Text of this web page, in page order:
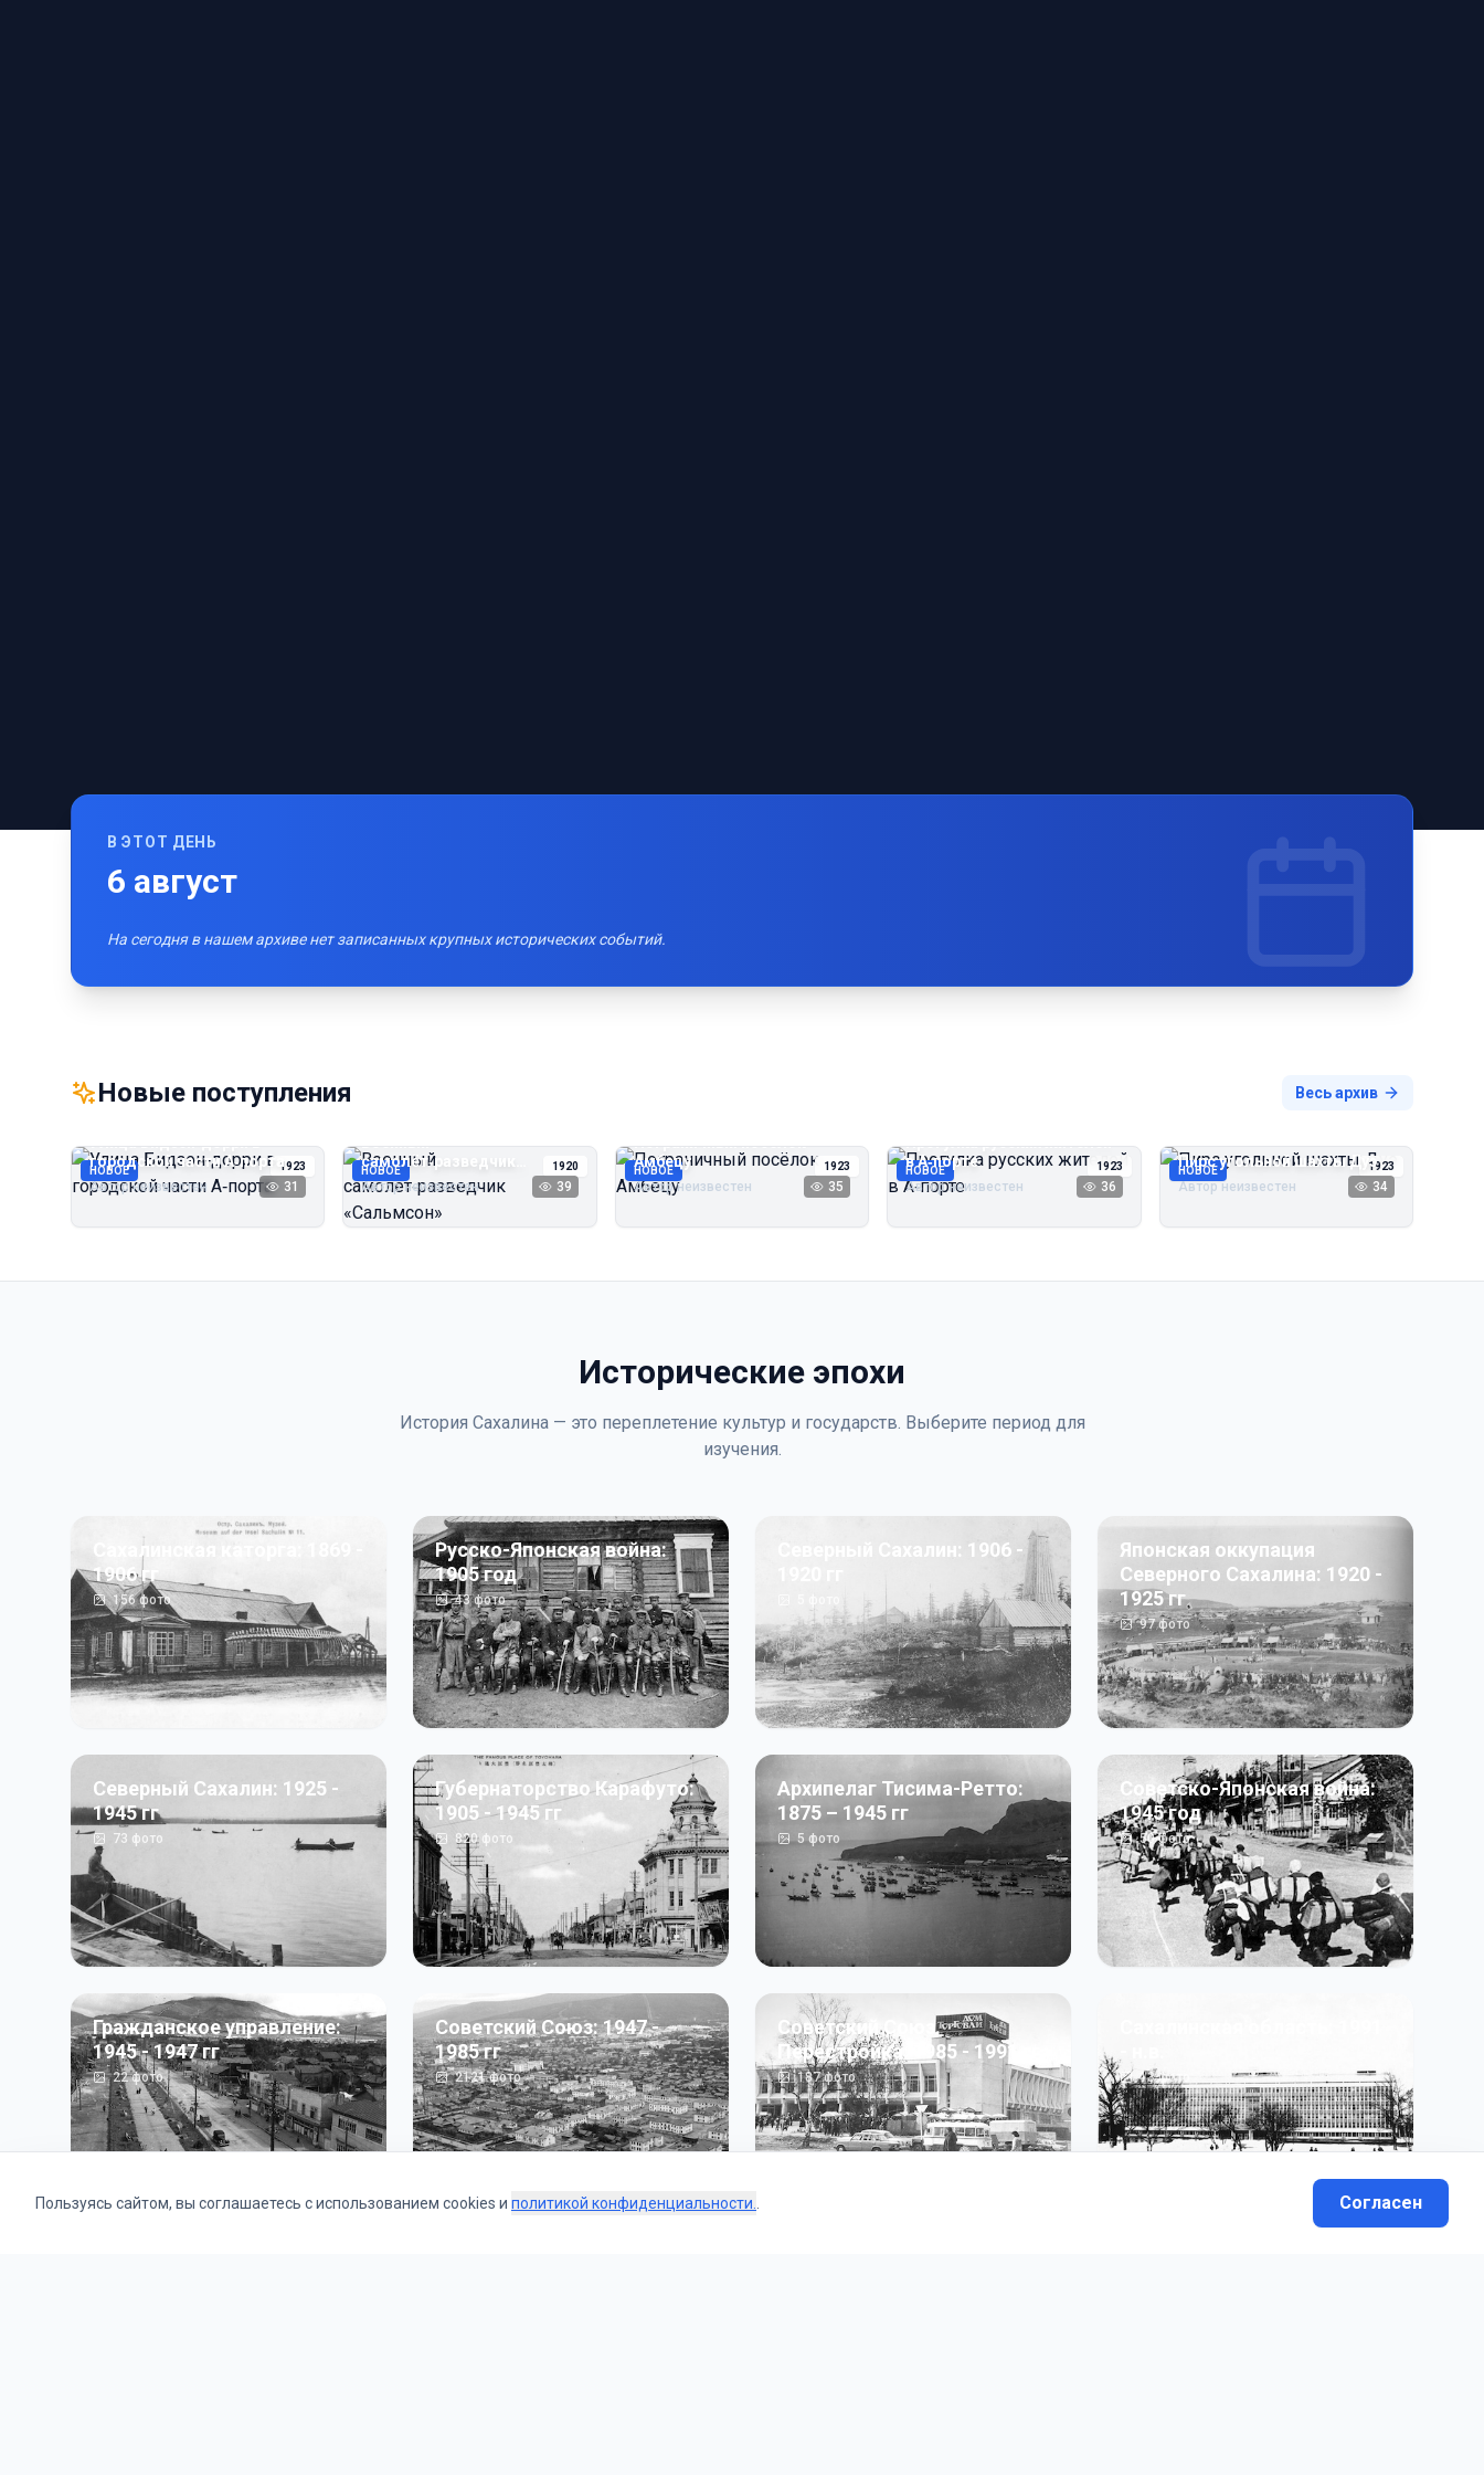
В ЭТОТ ДЕНЬ
6 август
На сегодня в нашем архиве нет записанных крупных исторических событий.
Новые поступления Весь архив
НОВОЕ 1923
Улица Бидзэн‑дорри в
городской части А‑порта
Автор неизвестен 31
НОВОЕ 1920
Военный
самолёт‑разведчик
«Сальмсон»
Автор неизвестен 39
НОВОЕ 1923
Пограничный посёлок
Амбецу
Автор неизвестен 35
НОВОЕ 1923
Прогулка русских жителей
в А‑порте
Автор неизвестен 36
НОВОЕ 1923
Пирс угольной шахты Дуэ
Автор неизвестен 34
Исторические эпохи
История Сахалина — это переплетение культур и государств. Выберите период для
изучения.
Сахалинская каторга: 1869 -
1906 гг
156фото
Русско-Японская война:
1905 год
43фото
Северный Сахалин: 1906 -
Японская оккупация
Северного Сахалина: 1920 -
1925 гг
97фото
Северный Сахалин: 1925 -
1945 гг
73 фото
Губернаторство Карафуто:
1905 - 1945 гг
820фото
Архипелаг Тисима-Ретто:
1875 – 1945 гг
5фото
Советско-Японская война:
1945 год
50фото
Гражданское управление:
1945 - 1947 гг
22фото
Советский Союз: 1947 -
1985 гг
2121фото
Советский Союз.
Перестройка: 1985 - 1991 гг
187фото 13фото
Пользуясь сайтом, вы соглашаетесь с использованием cookies и политикой конфиденциальности. Согласен